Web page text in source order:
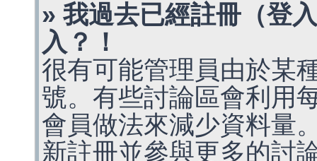
» 我過去已經註冊（登
入？！
很有可能管理員由於某
號。有些討論區會利用
會員做法來減少資料量
新註冊並參與更多的討